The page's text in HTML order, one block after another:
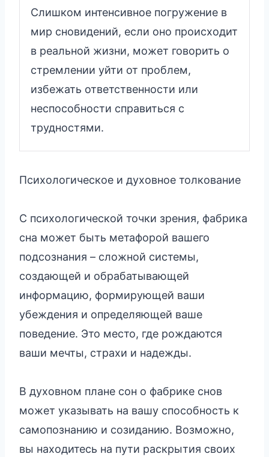
Слишком интенсивное погружение в
мир сновидений, если оно происходит
в реальной жизни, может говорить о
стремлении уйти от проблем,
избежать ответственности или
неспособности справиться с
трудностями.
Психологическое и духовное толкование
С психологической точки зрения, фабрика
сна может быть метафорой вашего
подсознания – сложной системы,
создающей и обрабатывающей
информацию, формирующей ваши
убеждения и определяющей ваше
поведение. Это место, где рождаются
ваши мечты, страхи и надежды.
В духовном плане сон о фабрике снов
может указывать на вашу способность к
самопознанию и созиданию. Возможно,
вы находитесь на пути раскрытия своих